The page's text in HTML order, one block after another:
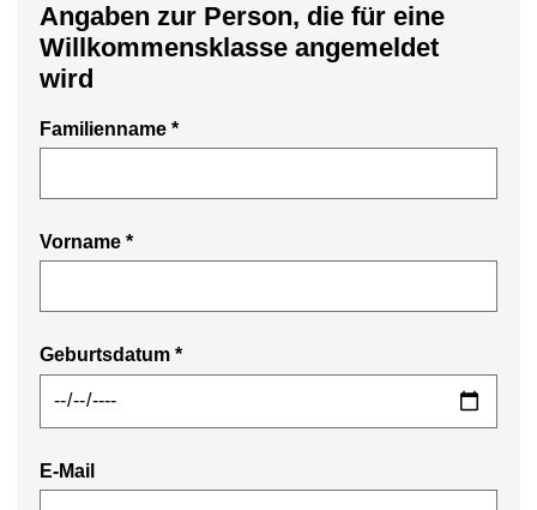
Angaben zur Person, die für eine
Willkommensklasse angemeldet
wird
Familienname *
Vorname *
Geburtsdatum *
E-Mail